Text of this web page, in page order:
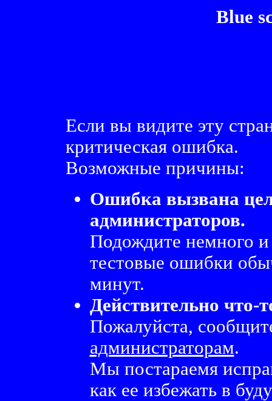
Blue
Если вы видите эту
критическая ошибка.
Возможные причины:
Ошибка вызвана
администраторов.
Подождите немного
тестовые ошибки
минут.
Действительно что-
Пожалуйста,
администраторам.
Мы постараемя
как ее избежать в